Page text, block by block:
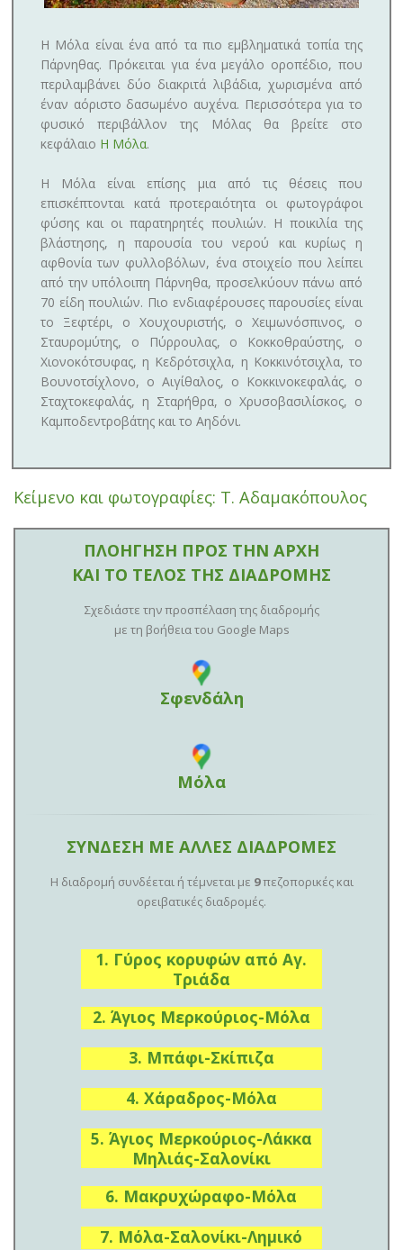
Η Μόλα είναι ένα από τα πιο εμβληματικά τοπία της
Πάρνηθας. Πρόκειται για ένα μεγάλο οροπέδιο, που
περιλαμβάνει δύο διακριτά λιβάδια, χωρισμένα από
έναν αόριστο δασωμένο αυχένα. Περισσότερα για το
φυσικό περιβάλλον της Μόλας θα βρείτε στο
κεφάλαιο Η Μόλα.
Η Μόλα είναι επίσης μια από τις θέσεις που
επισκέπτονται κατά προτεραιότητα οι φωτογράφοι
φύσης και οι παρατηρητές πουλιών. Η ποικιλία της
βλάστησης, η παρουσία του νερού και κυρίως η
αφθονία των φυλλοβόλων, ένα στοιχείο που λείπει
από την υπόλοιπη Πάρνηθα, προσελκύουν πάνω από
70 είδη πουλιών. Πιο ενδιαφέρουσες παρουσίες είναι
το Ξεφτέρι, ο Χουχουριστής, ο Χειμωνόσπινος, ο
Σταυρομύτης, ο Πύρρουλας, ο Κοκκοθραύστης, ο
Χιονοκότσυφας, η Κεδρότσιχλα, η Κοκκινότσιχλα, το
Βουνοτσίχλονο, ο Αιγίθαλος, ο Κοκκινοκεφαλάς, ο
Σταχτοκεφαλάς, η Σταρήθρα, ο Χρυσοβασιλίσκος, ο
Καμποδεντροβάτης και το Αηδόνι.
Κείμενο και φωτογραφίες: Τ. Αδαμακόπουλος
ΠΛΟΗΓΗΣΗ ΠΡΟΣ ΤΗΝ ΑΡΧΗ
ΚΑΙ ΤΟ ΤΕΛΟΣ ΤΗΣ ΔΙΑΔΡΟΜΗΣ
Σχεδιάστε την προσπέλαση της διαδρομής
με τη βοήθεια του Google Maps
Σφενδάλη
Μόλα
ΣΥΝΔΕΣΗ ΜΕ ΑΛΛΕΣ ΔΙΑΔΡΟΜΕΣ
Η διαδρομή συνδέεται ή τέμνεται με 9πεζοπορικές και
ορειβατικές διαδρομές.
1. Γύρος κορυφών από Αγ.
Τριάδα
2. Άγιος Μερκούριος-Μόλα
3. Μπάφι-Σκίπιζα
4. Χάραδρος-Μόλα
5. Άγιος Μερκούριος-Λάκκα
Μηλιάς-Σαλονίκι
6. Μακρυχώραφο-Μόλα
7. Μόλα-Σαλονίκι-Λημικό